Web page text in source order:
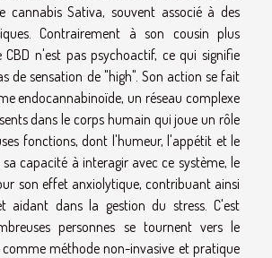
cannabis Sativa, souvent associé à des
Contrairement à son cousin plus
CBD n'est pas psychoactif, ce qui signifie
de sensation de "high". Son action se fait
endocannabinoïde, un réseau complexe
dans le corps humain qui joue un rôle
fonctions, dont l'humeur, l'appétit et le
capacité à interagir avec ce système, le
son effet anxiolytique, contribuant ainsi
aidant dans la gestion du stress. C'est
personnes se tournent vers le
comme méthode non-invasive et pratique